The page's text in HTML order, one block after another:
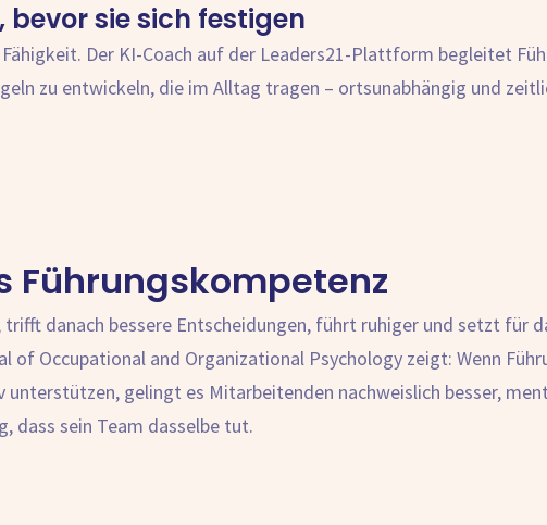
bevor sie sich festigen
Der KI-Coach auf der Leaders21-Plattform begleitet
zu entwickeln, die im Alltag tragen – ortsunabhängig und
Führungskompetenz
danach bessere Entscheidungen, führt ruhiger und setzt für
of Occupational and Organizational Psychology zeigt: Wenn
gelingt es Mitarbeitenden nachweislich besser,
dass sein Team dasselbe tut.